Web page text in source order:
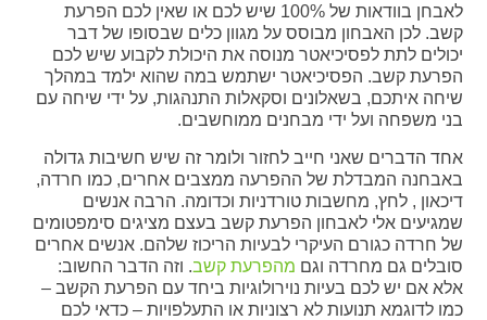
לאבחן בוודאות של 100% שיש לכם או שאין לכם הפרעת
קשב. לכן האבחון מבוסס על מגוון כלים שבסופו של דבר
יכולים לתת לפסיכיאטר מנוסה את היכולת לקבוע שיש לכם
הפרעת קשב. הפסיכיאטר ישתמש במה שהוא ילמד במהלך
שיחה איתכם, בשאלונים וסקאלות התנהגות, על ידי שיחה עם
בני משפחה ועל ידי מבחנים ממוחשבים.
אחד הדברים שאני חייב לחזור ולומר זה שיש חשיבות גדולה
באבחנה המבדלת של ההפרעה ממצבים אחרים, כמו חרדה,
דיכאון , לחץ, מחשבות טורדניות וכדומה. הרבה אנשים
שמגיעים אלי לאבחון הפרעת קשב בעצם מציגים סימפטומים
של חרדה כגורם העיקרי לבעיות הריכוז שלהם. אנשים אחרים
סובלים גם מחרדה וגם מהפרעת קשב. וזה הדבר החשוב:
אלא אם יש לכם בעיות נוירולוגיות ביחד עם הפרעת הקשב –
כמו לדוגמא תנועות לא רצוניות או התעלפויות – כדאי לכם